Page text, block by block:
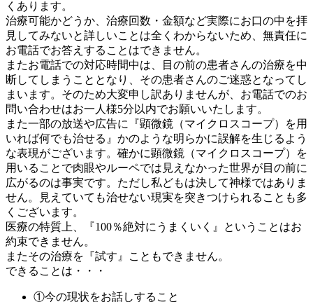
くあります。
治療可能かどうか、治療回数・金額など実際にお口の中を拝
見してみないと詳しいことは全くわからないため、無責任に
お電話でお答えすることはできません。
またお電話での対応時間中は、目の前の患者さんの治療を中
断してしまうこととなり、その患者さんのご迷惑となってし
まいます。そのため大変申し訳ありませんが、お電話でのお
問い合わせはお一人様5分以内でお願いいたします。
また一部の放送や広告に『顕微鏡（マイクロスコープ）を用
いれば何でも治せる』かのような明らかに誤解を生じるよう
な表現がございます。確かに顕微鏡（マイクロスコープ）を
用いることで肉眼やルーペでは見えなかった世界が目の前に
広がるのは事実です。ただし私どもは決して神様ではありま
せん。見えていても治せない現実を突きつけられることも多
くございます。
医療の特質上、『100％絶対にうまくいく』ということはお
約束できません。
またその治療を『試す』こともできません。
できることは・・・
①今の現状をお話しすること